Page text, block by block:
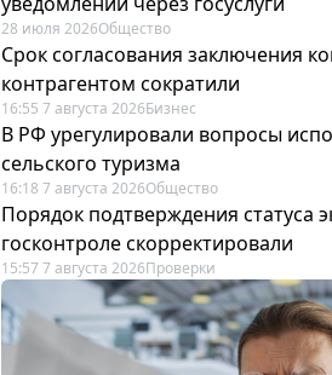
28 июля 2026Общество
Срок согласования заключения
контрагентом сократили
16:55 7 августа 2026Бизнес
В РФ урегулировали вопросы
сельского туризма
16:18 7 августа 2026Общество
Порядок подтверждения статуса
госконтроле скорректировали
15:57 7 августа 2026Проверки